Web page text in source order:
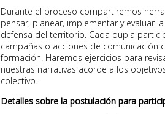
Durante el proceso compartiremos
pensar, planear, implementar y evaluar
defensa del territorio. Cada dupla
campañas o acciones de comunicación
formación. Haremos ejercicios para
nuestras narrativas acorde a los
colectivo.
Detalles sobre la postulación para